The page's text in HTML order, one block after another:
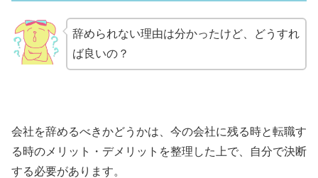
辞められない理由は分かったけど、どうすれ
ば良いの？
会社を辞めるべきかどうかは、今の会社に残る時と転職す
る時のメリット・デメリットを整理した上で、自分で決断
する必要があります。